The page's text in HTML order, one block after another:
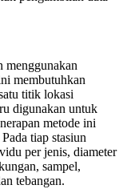
menggunakan
membutuhkan
titik lokasi
digunakan untuk
metode ini
tiap stasiun
per jenis, diameter
sampel,
tebangan.